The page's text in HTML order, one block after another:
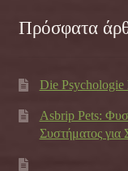
Πρόσφατα
Die Psychologie
Asbrip Pets:
Συστήματος για